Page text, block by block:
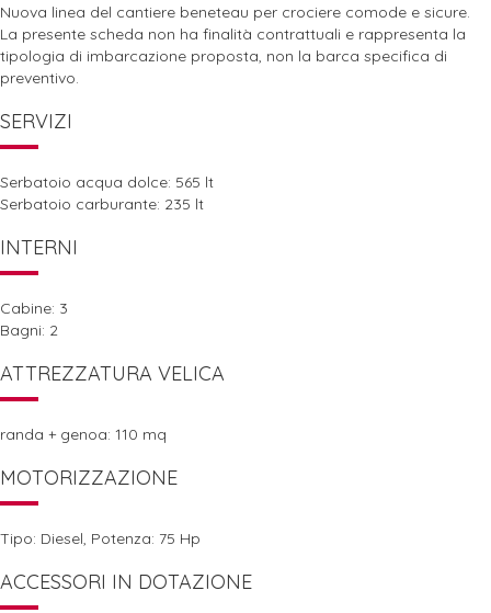
Nuova linea del cantiere beneteau per crociere comode e sicure.
La presente scheda non ha finalità contrattuali e rappresenta la
tipologia di imbarcazione proposta, non la barca specifica di
preventivo.
SERVIZI
Serbatoio acqua dolce: 565 lt
Serbatoio carburante: 235 lt
INTERNI
Cabine: 3
Bagni: 2
ATTREZZATURA VELICA
randa + genoa: 110 mq
MOTORIZZAZIONE
Tipo: Diesel, Potenza: 75 Hp
ACCESSORI IN DOTAZIONE